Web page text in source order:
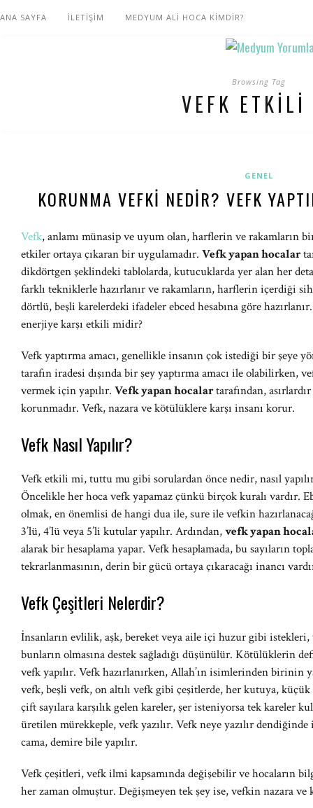
ANA SAYFA İLETİŞİM MEDYUM ALİ HOCA KİMDİR?
Browsing Tag
VEFK
GENEL
KORUNMA VEFKI NEDIR? VEFK
Vefk, anlamı münasip ve uyum olan, harflerin ve rakamların
etkiler ortaya çıkaran bir uygulamadır. Vefk yapan hocalar
dikdörtgen şeklindeki tablolarda, kutucuklarda yer alan her
farklı tekniklerle hazırlanır ve rakamların, harflerin içerdiği
dörtlü, beşli karelerdeki ifadeler ebced hesabına göre
enerjiye karşı etkili midir?
Vefk yaptırma amacı, genellikle insanın çok istediği bir şeye
tarafın iradesi dışında bir şey yaptırma amacı ile olabilirken,
vermek için yapılır. Vefk yapan hocalartarafından,
korunmadır. Vefk, nazara ve kötülüklere karşı insanı korur.
Vefk Nasıl Yapılır?
Vefk etkili mi, tuttu mu gibi sorulardan önce nedir, nasıl
Öncelikle her hoca vefk yapamaz çünkü birçok kuralı vardır.
olmak, en önemlisi de hangi dua ile, sure ile vefkin
3’lü, 4’lü veya 5’li kutular yapılır. Ardından,vefk yapan
alarak bir hesaplama yapar. Vefk hesaplamada, bu sayıların
tekrarlanmasının, derin bir gücü ortaya çıkaracağı inancı
Vefk Çeşitleri Nelerdir?
İnsanların evlilik, aşk, bereket veya aile içi huzur gibi istekleri,
bunların olmasına destek sağladığı düşünülür. Kötülüklerin
vefk yapılır. Vefk hazırlanırken, Allah’ın isimlerinden birinin
vefk, beşli vefk, on altılı vefk gibi çeşitlerde, her kutuya,
çift sayılara karşılık gelen kareler, şer isteniyorsa tek kareler
üretilen mürekkeple, vefk yazılır. Vefk neye yazılır dendiğinde
cama, demire bile yapılır.
Vefk çeşitleri, vefk ilmi kapsamında değişebilir ve hocaların
her zaman olmuştur. Değişmeyen tek şey ise, vefkin nazara